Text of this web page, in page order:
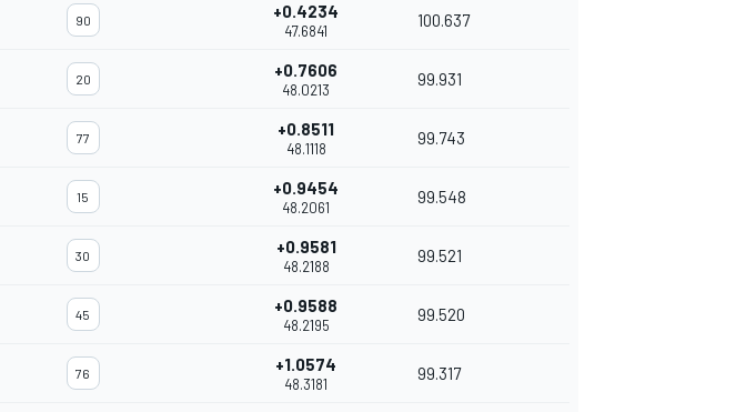
90 +0.4234
47.6841
100.637
20 +0.7606
48.0213
99.931
77 +0.8511
48.1118
99.743
15 +0.9454
48.2061
99.548
30 +0.9581
48.2188
99.521
45 +0.9588
48.2195
99.520
76 +1.0574
48.3181
99.317